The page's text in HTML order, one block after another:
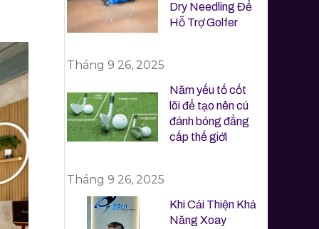
Dry Needling Để
Hỗ Trợ Golfer
Tháng 9 26, 2025
Năm yếu tố cốt
lõi để tạo nên cú
đánh bóng đẳng
cấp thế giới
Tháng 9 26, 2025
Khi Cải Thiện Khả
Năng Xoay